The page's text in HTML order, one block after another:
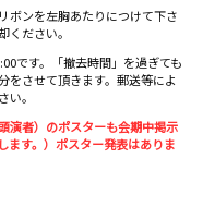
ボンを左胸あたりにつけて下さ
ください。
です。「撤去時間」を過ぎても
をさせて頂きます。郵送等によ
い。
演者）のポスターも会期中掲示
ます。）ポスター発表はありま